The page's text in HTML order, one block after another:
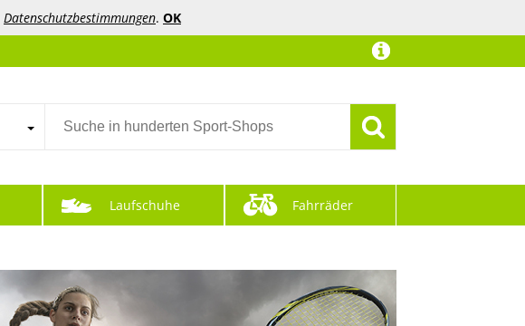
Datenschutzbestimmungen. OK
Laufschuhe Fahrräder